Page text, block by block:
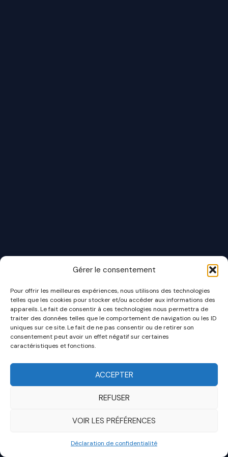
Gérer le consentement
Pour offrir les meilleures expériences, nous utilisons des technologies
telles que les cookies pour stocker et/ou accéder aux informations des
appareils. Le fait de consentir à ces technologies nous permettra de
traiter des données telles que le comportement de navigation ou les ID
uniques sur ce site. Le fait de ne pas consentir ou de retirer son
consentement peut avoir un effet négatif sur certaines
caractéristiques et fonctions.
ACCEPTER
REFUSER
VOIR LES PRÉFÉRENCES
Déclaration de confidentialité